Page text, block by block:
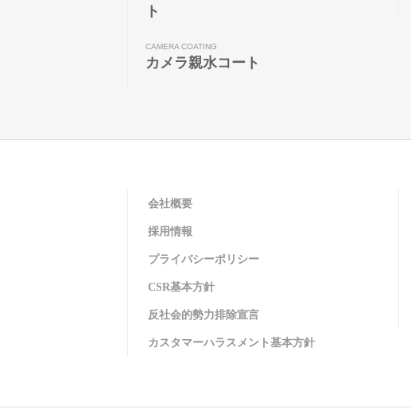
ト
CAMERA COATING
カメラ親水コート
会社概要
採用情報
プライバシーポリシー
CSR基本方針
反社会的勢力排除宣言
カスタマーハラスメント基本方針